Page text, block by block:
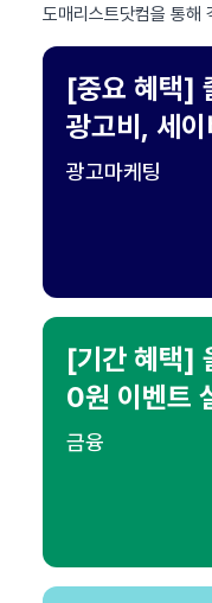
도매리스트닷컴을 통해
[중요 혜택]
광고비, 세
광고마케팅
[기간 혜택]
0원 이벤트
금융